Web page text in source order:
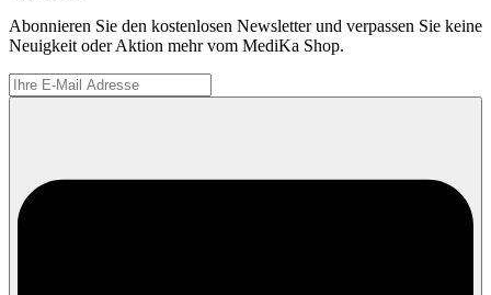
Abonnieren Sie den kostenlosen Newsletter und verpassen Sie keine
Neuigkeit oder Aktion mehr vom MediKa Shop.